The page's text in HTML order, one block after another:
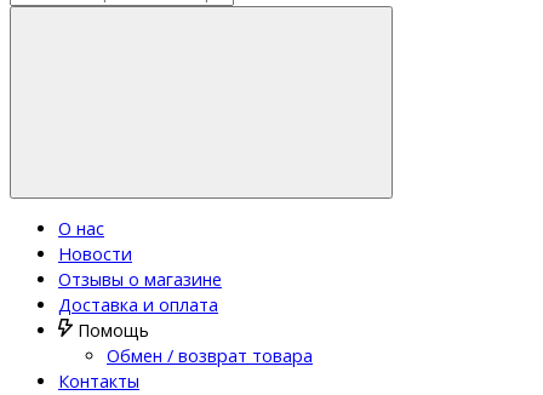
О нас
Новости
Отзывы о магазине
Доставка и оплата
Помощь
Обмен / возврат товара
Контакты